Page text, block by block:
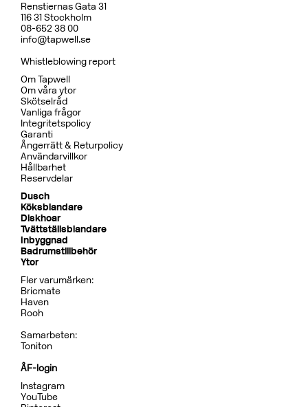
Renstiernas Gata 31
116 31 Stockholm
08-652 38 00
info@tapwell.se
Whistleblowing report
Om Tapwell
Om våra ytor
Skötselråd
Vanliga frågor
Integritetspolicy
Garanti
Ångerrätt & Returpolicy
Användarvillkor
Hållbarhet
Reservdelar
Dusch
Köksblandare
Diskhoar
Tvättställsblandare
Inbyggnad
Badrumstillbehör
Ytor
Fler varumärken:
Bricmate
Haven
Rooh
Samarbeten:
Toniton
ÅF-login
Instagram
YouTube